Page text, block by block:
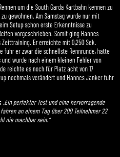
um die South Garda Kartbahn kennen zu
gewöhnen. Am Samstag wurde nur mit
Setup schon erste Erkenntnisse zu
vorgeschrieben. Somit ging Hannes
Er erreichte mit 0,250 Sek.
fuhr er zwar die schnellste Rennrunde, hatte
wurde nach einem kleinen Fehler von
reichte es noch für Platz acht von 17
nochmals verändert und Hannes Janker fuhr
„Ein perfekter Test und eine hervorragende
an einem Tag über 200 Teilnehmer 22
nie machbar sein.“